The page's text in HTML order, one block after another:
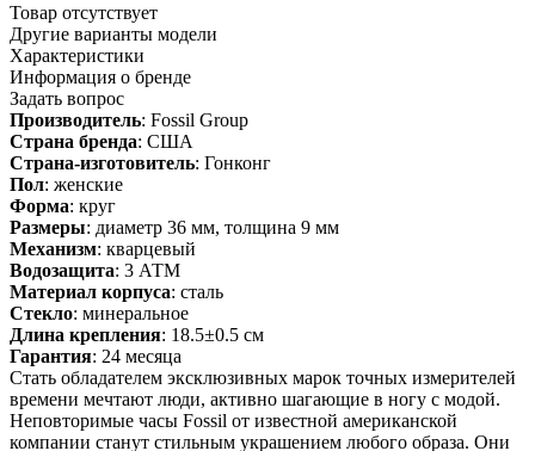
Товар отсутствует
Другие варианты модели
Характеристики
Информация о бренде
Задать вопрос
Производитель: Fossil Group
Страна бренда: США
Страна-изготовитель: Гонконг
Пол: женские
Форма: круг
Размеры: диаметр 36 мм, толщина 9 мм
Механизм: кварцевый
Водозащита: 3 АТМ
Материал корпуса: сталь
Стекло: минеральное
Длина крепления: 18.5±0.5 см
Гарантия: 24 месяца
Стать обладателем эксклюзивных марок точных измерителей
времени мечтают люди, активно шагающие в ногу с модой.
Неповторимые часы Fossil от известной американской
компании станут стильным украшением любого образа. Они